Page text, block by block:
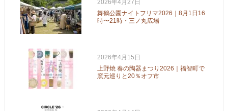
2026年4月27日
舞鶴公園ナイトフリマ2026｜8月1日16
時〜21時・三ノ丸広場
2026年4月15日
上野焼 春の陶器まつり2026｜福智町で
窯元巡りと20％オフ市